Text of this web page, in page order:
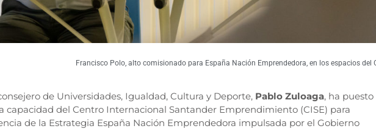
Francisco Polo, alto comisionado para España Nación Emprendedora, en los espacios del
de Universidades, Igualdad, Cultura y Deporte, Pablo Zuloaga, ha puesto
capacidad del Centro Internacional Santander Emprendimiento (CISE) para
de la Estrategia España Nación Emprendedora impulsada por el Gobierno